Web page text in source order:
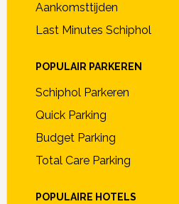
Aankomsttijden
Last Minutes Schiphol
POPULAIR PARKEREN
Schiphol Parkeren
Quick Parking
Budget Parking
Total Care Parking
POPULAIRE HOTELS